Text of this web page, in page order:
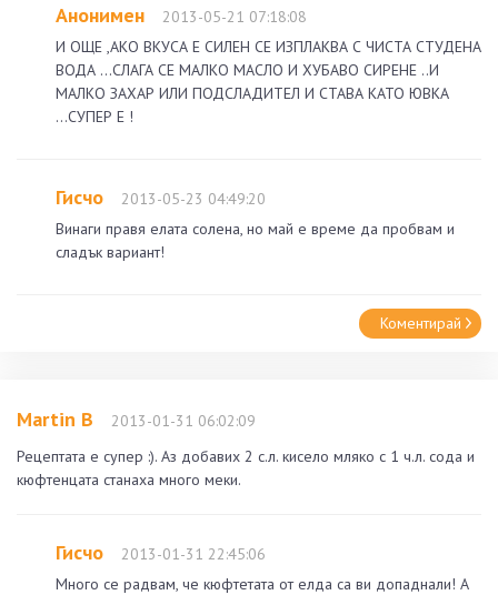
Анонимен
2013-05-21 07:18:08
И ОЩЕ ,АКО ВКУСА Е СИЛЕН СЕ ИЗПЛАКВА С ЧИСТА СТУДЕНА
ВОДА ...СЛАГА СЕ МАЛКО МАСЛО И ХУБАВО СИРЕНЕ ..И
МАЛКО ЗАХАР ИЛИ ПОДСЛАДИТЕЛ И СТАВА КАТО ЮВКА
...СУПЕР Е !
Гисчо
2013-05-23 04:49:20
Винаги правя елата солена, но май е време да пробвам и
сладък вариант!
Коментирай
Martin B
2013-01-31 06:02:09
Рецептата е супер :). Аз добавих 2 с.л. кисело мляко с 1 ч.л. сода и
кюфтенцата станаха много меки.
Гисчо
2013-01-31 22:45:06
Много се радвам, че кюфтетата от елда са ви допаднали! А